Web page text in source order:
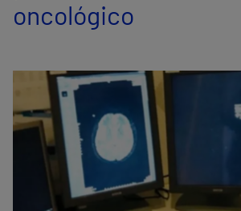
Comunicación
oncológico